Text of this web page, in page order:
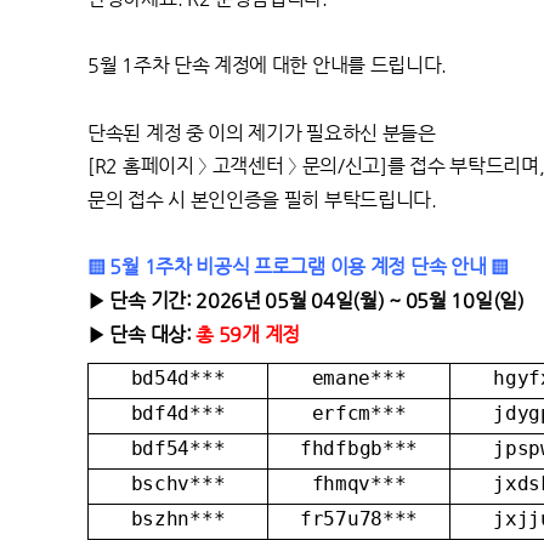
5월 1주차 단속 계정에 대한 안내를 드립니다.
단속된 계정 중 이의 제기가 필요하신 분들은
[R2 홈페이지 〉 고객센터 〉 문의/신고]를 접수 부탁드리며,
문의 접수 시 본인인증을 필히 부탁드립니다.
▒ 5월 1주차 비공식 프로그램 이용 계정 단속 안내 ▒
▶ 단속 기간: 2026년 05월 04일(월) ~ 05월 10일(일)
▶ 단속 대상:총 59개 계정
bd54d***
emane***
bdf4d***
erfcm***
bdf54***
fhdfbgb***
bschv***
fhmqv***
bszhn***
fr57u78***